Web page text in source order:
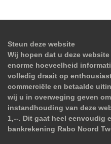
Steun deze website
Wij hopen dat u deze
enorme hoeveelheid
volledig draait op
commerciële en betaalde
wij u in overweging geven
instandhouding van deze
1,--. Dit gaat heel eenvoudig
bankrekening Rabo Noord